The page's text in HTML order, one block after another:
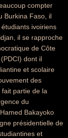
compter
Burkina Faso, il
ivoiriens
il se rapproche
de Côte
dont il
et scolaire
des
fait partie de la
du
Bakayoko
présidentielle de
et